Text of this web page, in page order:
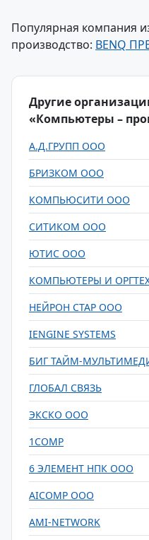
Популярная компания
производство: BENQ
Другие
«Компьютеры –
А.Д.ГРУПП ООО
БРИЗКОМ ООО
КОМПЬЮСИТИ ООО
СИТИКОМ ООО
ЮТИС ООО
КОМПЬЮТЕРЫ И
НЕЙРОН СТАР ООО
IENGINE SYSTEMS
БИГ ТАЙМ-
ГЛОБАЛ СВЯЗЬ
ЭКСКО ООО
1COMP
6 ЭЛЕМЕНТ НПК ООО
AICOMP ООО
AMI-NETWORK